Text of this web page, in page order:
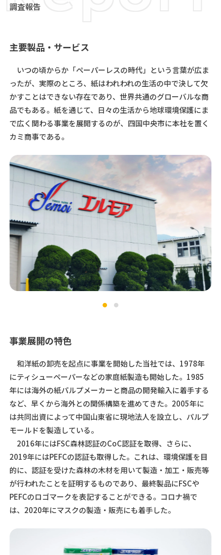
調査報告
主要製品・サービス
いつの頃からか「ペーパーレスの時代」という言葉が広ま
ったが、実際のところ、紙はわれわれの生活の中で決して欠
かすことはできない存在であり、世界共通のグローバルな商
品でもある。紙を通じて、日々の生活から地球環境保護にま
で広く関わる事業を展開するのが、四国中央市に本社を置く
カミ商事である。
事業展開の特色
和洋紙の卸売を起点に事業を開始した当社では、1978年
にティシューペーパーなどの家庭紙製造も開始した。1985
年には海外の紙パルプメーカーと商品の開発輸入に着手する
など、早くから海外との関係構築を進めてきた。2005年に
は共同出資によって中国山東省に現地法人を設立し、パルプ
モールドを製造している。
2016年にはFSC森林認証のCoC認証を取得、さらに、
2019年にはPEFCの認証も取得した。これは、環境保護を目
的に、認証を受けた森林の木材を用いて製造・加工・販売等
が行われたことを証明するものであり、最終製品にFSCや
PEFCのロゴマークを表記することができる。コロナ禍で
は、2020年にマスクの製造・販売にも着手した。